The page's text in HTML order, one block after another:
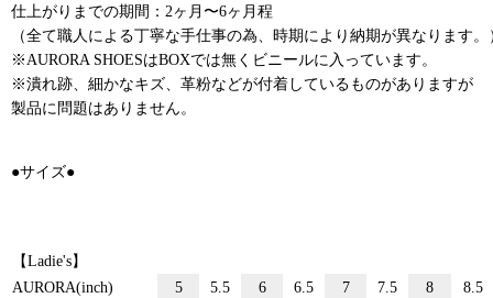
仕上がりまでの期間：2ヶ月〜6ヶ月程
（全て職人による丁寧な手仕事の為、時期により納期が異なります。
※AURORA SHOESはBOXでは無くビニールに入っています。
※潰れ跡、細かなキズ、革粉などが付着しているものがありますが
製品に問題はありません。
●サイズ●
【Ladie's】
AURORA(inch)
5 5.5 6 6.5 7 7.5 8
8.5